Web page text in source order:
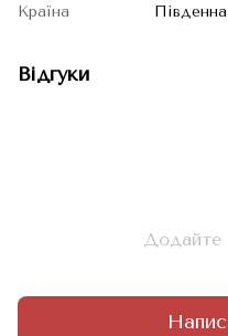
Країна
Відгуки
Додайте